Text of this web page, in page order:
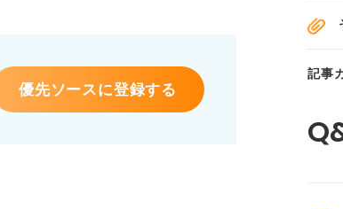
争のなかでも「選ばれる人
お願いします。
優先ソースに登録する
記事